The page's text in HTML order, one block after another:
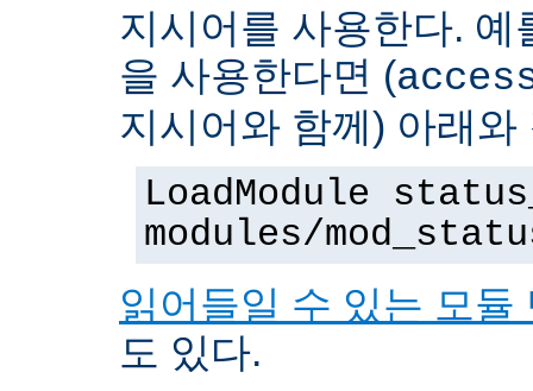
지시어를 사용한다. 예
을 사용한다면 (
지시어와 함께) 아래와
LoadModule
modules/
읽어들일 수 있는 모듈
도 있다.